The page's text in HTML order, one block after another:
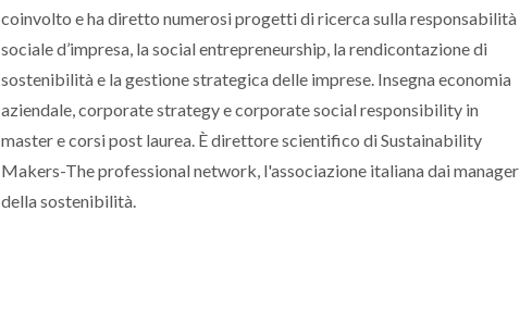
coinvolto e ha diretto numerosi progetti di ricerca sulla responsabilità
sociale d’impresa, la social entrepreneurship, la rendicontazione di
sostenibilità e la gestione strategica delle imprese. Insegna economia
aziendale, corporate strategy e corporate social responsibility in
master e corsi post laurea. È direttore scientifico di Sustainability
Makers-The professional network, l'associazione italiana dai manager
della sostenibilità.